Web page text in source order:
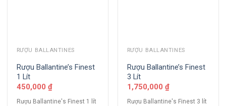
RƯỢU BALLANTINES
Rượu Ballantine’s Finest
1 Lít
450,000 ₫
Rượu Ballantine's Finest 1 lít
RƯỢU BALLANTINES
Rượu Ballantine’s Finest
3 Lít
1,750,000 ₫
Rượu Ballantine's Finest 3 lít